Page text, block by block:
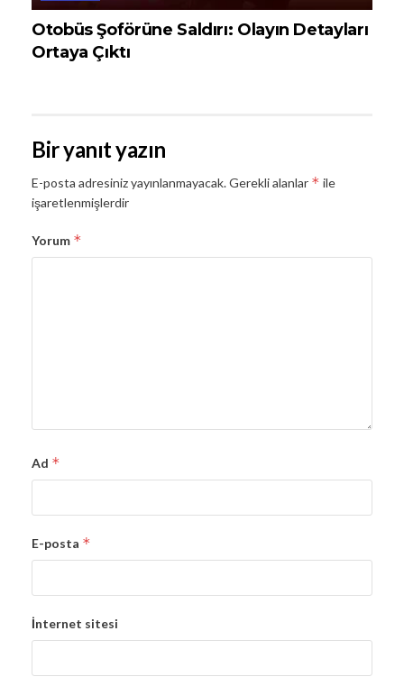
Otobüs Şoförüne Saldırı: Olayın Detayları
Ortaya Çıktı
Bir yanıt yazın
E-posta adresiniz yayınlanmayacak.Gerekli alanlar * ile
işaretlenmişlerdir
Yorum *
Ad *
E-posta *
İnternet sitesi